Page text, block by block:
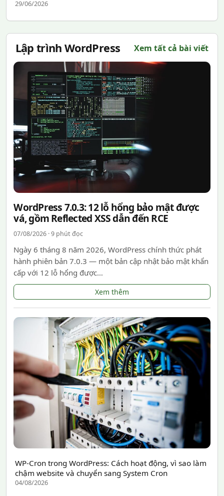
29/06/2026
Lập trình WordPress Xem tất cả bài viết
WordPress 7.0.3: 12 lỗ hổng bảo mật được
vá, gồm Reflected XSS dẫn đến RCE
07/08/2026 · 9 phút đọc
Ngày 6 tháng 8 năm 2026, WordPress chính thức phát
hành phiên bản 7.0.3 — một bản cập nhật bảo mật khẩn
cấp với 12 lỗ hổng được…
Xem thêm
WP-Cron trong WordPress: Cách hoạt động, vì sao làm
chậm website và chuyển sang System Cron
04/08/2026